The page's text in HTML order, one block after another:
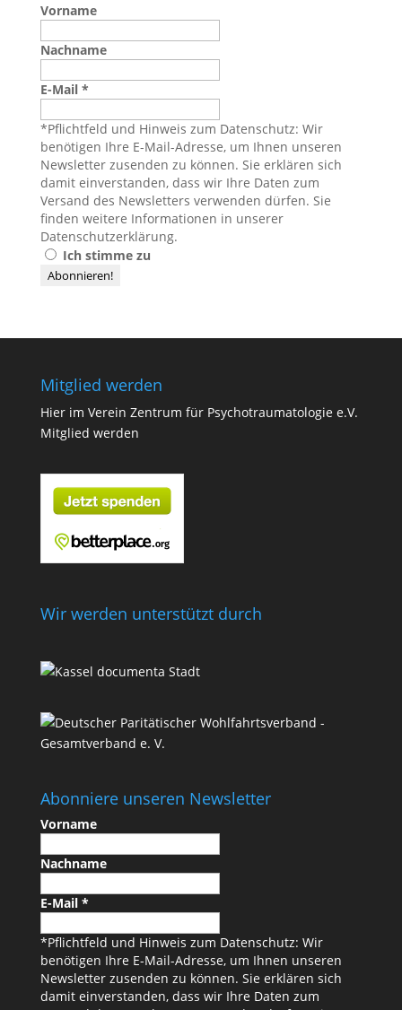
Vorname
Nachname
E-Mail *
*Pflichtfeld und Hinweis zum Datenschutz: Wir
benötigen Ihre E-Mail-Adresse, um Ihnen unseren
Newsletter zusenden zu können. Sie erklären sich
damit einverstanden, dass wir Ihre Daten zum
Versand des Newsletters verwenden dürfen. Sie
finden weitere Informationen in unserer
Datenschutzerklärung.
Ich stimme zu
Mitglied werden
Hier im Verein Zentrum für Psychotraumatologie e.V.
Mitglied werden
Wir werden unterstützt durch
Abonniere unseren Newsletter
Vorname
Nachname
E-Mail *
*Pflichtfeld und Hinweis zum Datenschutz: Wir
benötigen Ihre E-Mail-Adresse, um Ihnen unseren
Newsletter zusenden zu können. Sie erklären sich
damit einverstanden, dass wir Ihre Daten zum